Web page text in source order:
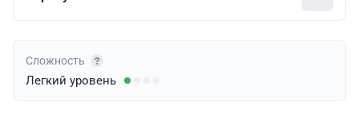
Сложность
Легкий уровень